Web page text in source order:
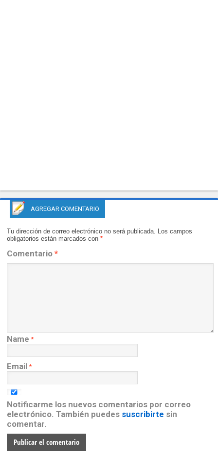
AGREGAR COMENTARIO
Tu dirección de correo electrónico no será publicada. Los campos
obligatorios están marcados con *
Comentario *
Name *
Email *
Notificarme los nuevos comentarios por correo
electrónico. También puedes suscribirte sin
comentar.